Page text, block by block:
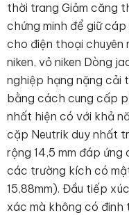
thời trang Giảm căng
chứng minh để giữ
cho điện thoại chuyên
niken, vỏ niken Dòng
nghiệp hạng nặng cải
bằng cách cung cấp
nhất hiện có với khả
cặp Neutrik duy nhất
rộng 14,5 mm đáp
các trường kích có
15,88mm). Đầu tiếp
xác mà không có đinh